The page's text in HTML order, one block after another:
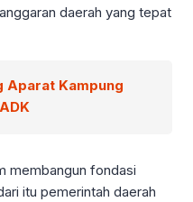
daerah yang tepat
Aparat Kampung
membangun fondasi
itu pemerintah daerah